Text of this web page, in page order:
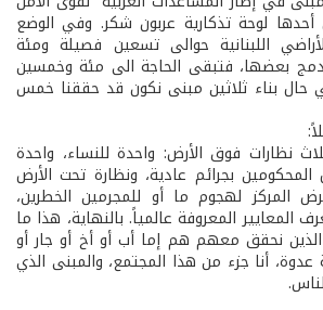
لوحة تذكارية عربون شكر. وفي الوضع
اللبنانية حوالى تسعين فصيلة ومئة
بعضها، فتبقى الحاجة الى مئة وخمسين
بناء ثلاثين مبنى نكون قد حققنا خمس
نظارات فوق الأرض: واحدة للنساء، واحدة
المحكومين بجرائم عادية، ونظارة تحت الأرض
المركز لهجوم ما أو للمجرمين الخطرين،
المعروفة عالمياً. بالنهاية، هذا ما
نحقق معهم هم إما أب أو أخ أو جار أو
أنا جزء من هذا المجتمع، والمبنى الذي